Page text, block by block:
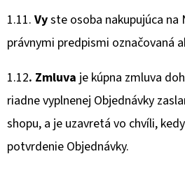
1.11. Vyste osoba nakupujúca na
právnymi predpismi označovaná
1.12. Zmluva je kúpna zmluva
riadne vyplnenej Objednávky
shopu, a je uzavretá vo chvíli,
potvrdenie Objednávky.